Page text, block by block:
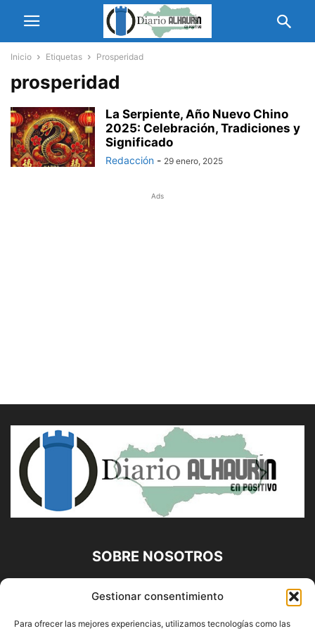
Gestionar consentimiento
Para ofrecer las mejores experiencias, utilizamos tecnologías como las
Inicio Etiquetas Prosperidad
prosperidad
La Serpiente, Año Nuevo Chino
2025: Celebración, Tradiciones y
Significado
Redacción - 29 enero, 2025
Ads
SOBRE NOSOTROS
Diario Alhaurín (www.alhaurindelatorre.com) Propiedad de
Francisco E. López López | 639 95 71 95 | Noticias de
Alhaurín de la Torre, Málaga y Provincia|